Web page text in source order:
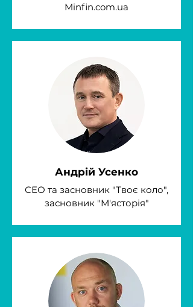
Minfin.com.ua
Андрій Усенко
СЕО та засновник "Твоє коло",
засновник "М'ясторія"